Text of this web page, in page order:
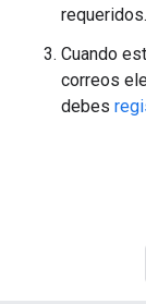
requeridos.
Cuando
correos
debes